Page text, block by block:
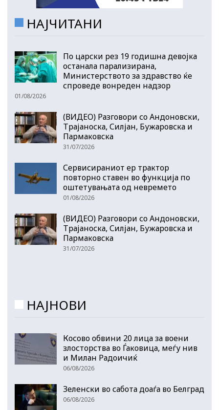
НАЈЧИТАНИ
По царски рез 19 годишна девојка
останала парализирана,
Министерството за здравство ќе
спроведе вонреден надзор
01/08/2026
(ВИДЕО) Разговори со Андоновски,
Трајаноска, Силјан, Бужаровска и
Пармаковска
31/07/2026
Сервисираниот ер трактор
повторно ставен во функција по
оштетувањата од невремето
01/08/2026
(ВИДЕО) Разговори со Андоновски,
Трајаноска, Силјан, Бужаровска и
Пармаковска
31/07/2026
НАЈНОВИ
Косово обвини 20 лица за воени
злосторства во Ѓаковица, меѓу нив
и Милан Радоичиќ
06/08/2026
Зеленски во сабота доаѓа во Белград
06/08/2026